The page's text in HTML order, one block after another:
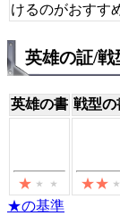
けるのがおすす
英雄の証/戦
英雄の書 戦型の
★の基準